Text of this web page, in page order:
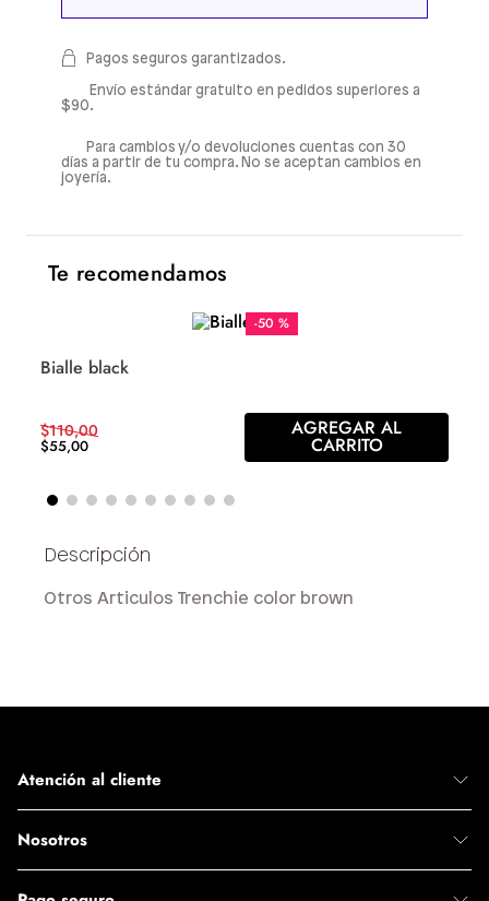
Pagos seguros garantizados.
Envío estándar gratuito en pedidos superiores a
$90.
Para cambios y/o devoluciones cuentas con 30
días a partir de tu compra. No se aceptan cambios en
joyería.
Te recomendamos
-50 %
Bialle black
$110,00
$55,00
AGREGAR AL
CARRITO
Otros Articulos Trenchie color brown
Atención al cliente
Nosotros